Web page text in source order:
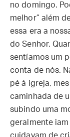
no domingo.
melhor” além
essa era a
do Senhor.
sentíamos um
conta de nós.
pé à igreja,
caminhada de
subindo uma
geralmente iam
cuidavam de